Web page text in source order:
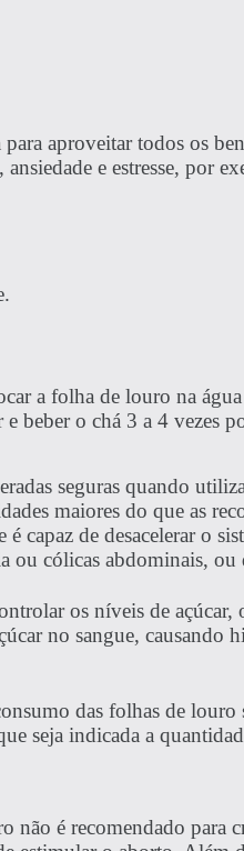
aproveitar todos os
e estresse, por
a folha de louro na
beber o chá 3 a 4 vezes
seguras quando
maiores do que as
capaz de desacelerar o
ou cólicas abdominais,
os níveis de
no sangue, causando
das folhas de
seja indicada a
não é recomendado para